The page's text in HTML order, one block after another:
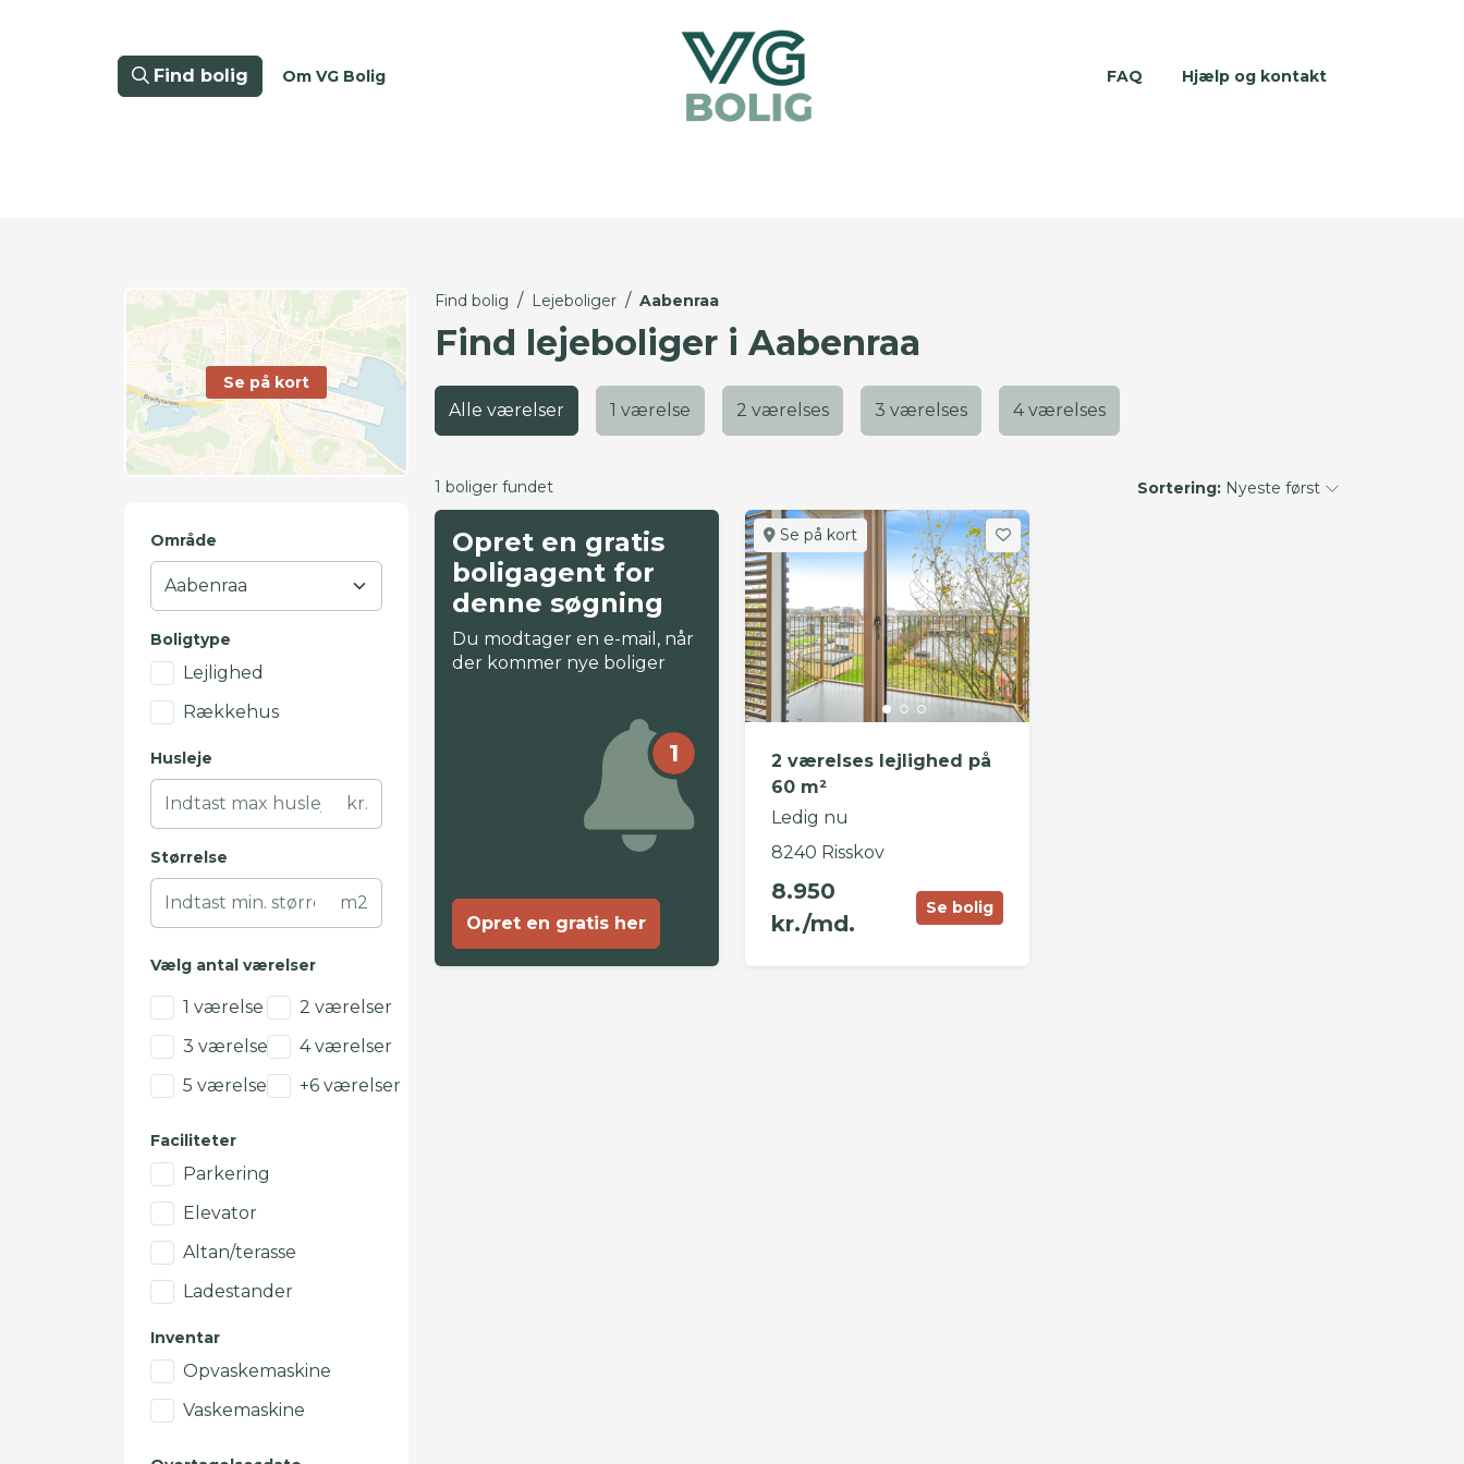
Find bolig Om VG Bolig FAQ Hjælp og kontakt
Se på kort
Område
Boligtype
Lejlighed
Rækkehus
Husleje
kr.
Størrelse
m2
Vælg antal værelser
1 værelse
2 værelser
3 værelser
4 værelser
5 værelser
+6 værelser
Faciliteter
Parkering
Elevator
Altan/terasse
Ladestander
Inventar
Opvaskemaskine
Vaskemaskine
Find bolig / Lejeboliger / Aabenraa
Find lejeboliger i Aabenraa
Alle værelser 1 værelse 2 værelses 3 værelses 4 værelses
1 boliger fundet Sortering: Nyeste først
Opret en gratis
boligagent for
denne søgning
Du modtager en e-mail, når
der kommer nye boliger
1
Opret en gratis her
Se på kort
2 værelses lejlighed på
60 m²
Ledig nu
8240 Risskov
8.950
kr./md.
Se bolig